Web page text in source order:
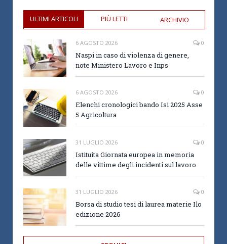
ULTIMI ARTICOLI PIÙ LETTI ARCHIVIO
6 AGOSTO 2026 0
Naspi in caso di violenza di genere,
note Ministero Lavoro e Inps
6 AGOSTO 2026 0
Elenchi cronologici bando Isi 2025 Asse
5 Agricoltura
31 LUGLIO 2026 0
Istituita Giornata europea in memoria
delle vittime degli incidenti sul lavoro
31 LUGLIO 2026 0
Borsa di studio tesi di laurea materie Ilo
edizione 2026